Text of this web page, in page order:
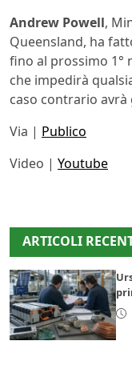
Andrew Powell,
Queensland, ha
fino al prossimo 1°
che impedirà
caso contrario avrà
Via | Publico
Video | Youtube
ARTICOLI